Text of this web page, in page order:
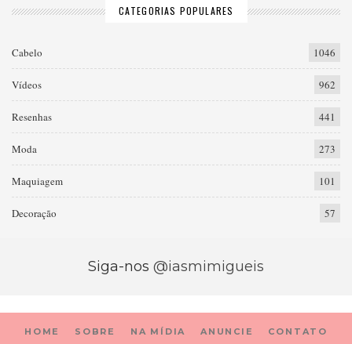
CATEGORIAS POPULARES
Cabelo 1046
Vídeos 962
Resenhas 441
Moda 273
Maquiagem 101
Decoração 57
Siga-nos @iasmimigueis
HOME SOBRE NA MÍDIA ANUNCIE CONTATO